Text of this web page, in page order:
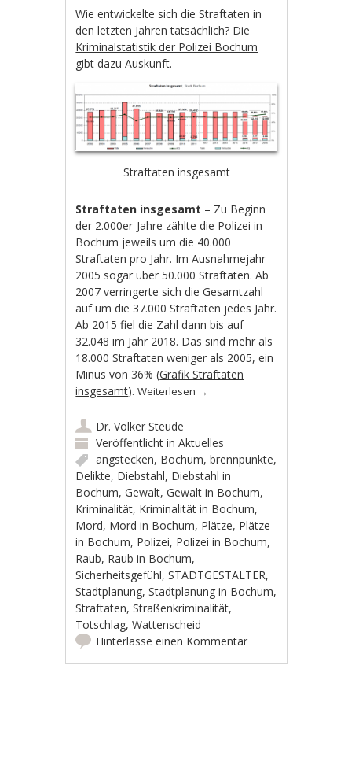
Wie entwickelte sich die Straftaten in
den letzten Jahren tatsächlich? Die
Kriminalstatistik der Polizei Bochum
gibt dazu Auskunft.
Straftaten insgesamt
Straftaten insgesamt – Zu Beginn
der 2.000er-Jahre zählte die Polizei in
Bochum jeweils um die 40.000
Straftaten pro Jahr. Im Ausnahmejahr
2005 sogar über 50.000 Straftaten. Ab
2007 verringerte sich die Gesamtzahl
auf um die 37.000 Straftaten jedes Jahr.
Ab 2015 fiel die Zahl dann bis auf
32.048 im Jahr 2018. Das sind mehr als
18.000 Straftaten weniger als 2005, ein
Minus von 36% (Grafik Straftaten
insgesamt).Weiterlesen →
Dr. Volker Steude
Veröffentlicht inAktuelles
angstecken, Bochum,brennpunkte,
Delikte, Diebstahl, Diebstahl in
Bochum,Gewalt,Gewalt in Bochum,
Kriminalität, Kriminalität in Bochum,
Mord, Mord in Bochum, Plätze, Plätze
in Bochum, Polizei, Polizei in Bochum,
Raub, Raub in Bochum,
Sicherheitsgefühl,STADTGESTALTER,
Stadtplanung,Stadtplanung in Bochum,
Straftaten,Straßenkriminalität,
Totschlag,Wattenscheid
Hinterlasse einen Kommentar